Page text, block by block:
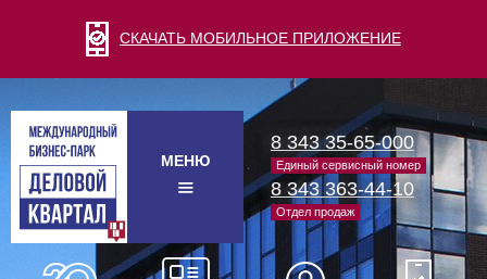
СКАЧАТЬ МОБИЛЬНОЕ ПРИЛОЖЕНИЕ
МЕНЮ
8 343 35-65-000
Единый сервисный номер
8 343 363-44-10
Отдел продаж